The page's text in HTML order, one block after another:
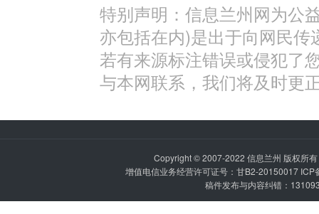
特别声明：信息兰州网为公
亦包括在内)是出于向网民
若有来源标注错误或侵犯了
与本网联系，我们将及时更
Copyright © 2007-2022 信息兰州 版权所
增值电信业务经营许可证号：甘B2-20150017 ICP
稿件发布与内容纠错：